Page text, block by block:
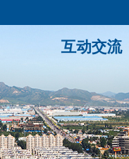
互动交流